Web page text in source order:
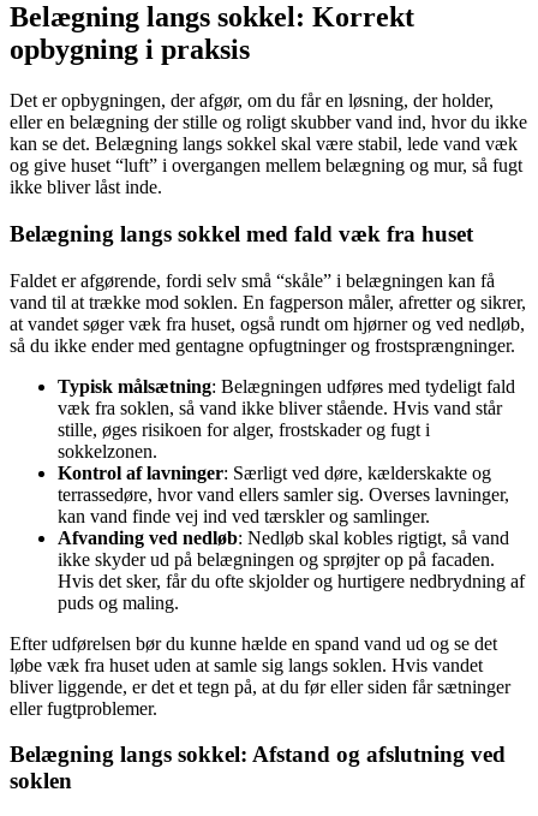
Belægning langs sokkel: Korrekt
opbygning i praksis
Det er opbygningen, der afgør, om du får en løsning, der holder,
eller en belægning der stille og roligt skubber vand ind, hvor du ikke
kan se det. Belægning langs sokkel skal være stabil, lede vand væk
og give huset “luft” i overgangen mellem belægning og mur, så fugt
ikke bliver låst inde.
Belægning langs sokkel med fald væk fra huset
Faldet er afgørende, fordi selv små “skåle” i belægningen kan få
vand til at trække mod soklen. En fagperson måler, afretter og sikrer,
at vandet søger væk fra huset, også rundt om hjørner og ved nedløb,
så du ikke ender med gentagne opfugtninger og frostsprængninger.
Typisk målsætning: Belægningen udføres med tydeligt fald
væk fra soklen, så vand ikke bliver stående. Hvis vand står
stille, øges risikoen for alger, frostskader og fugt i
sokkelzonen.
Kontrol af lavninger: Særligt ved døre, kælderskakte og
terrassedøre, hvor vand ellers samler sig. Overses lavninger,
kan vand finde vej ind ved tærskler og samlinger.
Afvanding ved nedløb: Nedløb skal kobles rigtigt, så vand
ikke skyder ud på belægningen og sprøjter op på facaden.
Hvis det sker, får du ofte skjolder og hurtigere nedbrydning af
puds og maling.
Efter udførelsen bør du kunne hælde en spand vand ud og se det
løbe væk fra huset uden at samle sig langs soklen. Hvis vandet
bliver liggende, er det et tegn på, at du før eller siden får sætninger
eller fugtproblemer.
Belægning langs sokkel: Afstand og afslutning ved
soklen